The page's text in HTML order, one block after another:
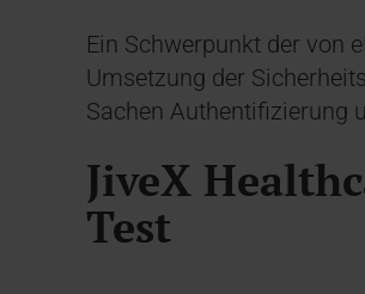
Ein Schwerpunkt der von
Umsetzung der
Sachen Authentifizierung
JiveX
Test